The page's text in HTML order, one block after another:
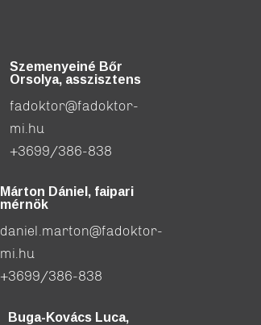
Szemenyeiné Bőr
Orsolya, asszisztens
fadoktor@fadoktor-
mi.hu
+3699/386-838
Márton Dániel, faipari
mérnök
daniel.marton@fadoktor-
mi.hu
+3699/386-838
Buga-Kovács Luca,